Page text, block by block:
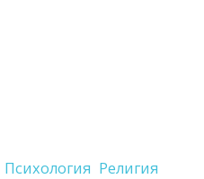
Психология Религия